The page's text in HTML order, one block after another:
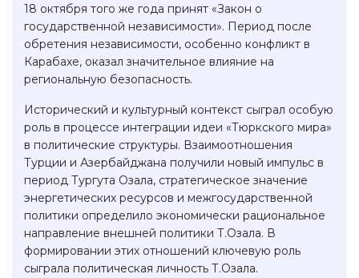
18 октября того же года принят «Закон о
государственной независимости». Период после
обретения независимости, особенно конфликт в
Карабахе, оказал значительное влияние на
региональную безопасность.
Исторический и культурный контекст сыграл особую
роль в процессе интеграции идеи «Тюркского мира»
в политические структуры. Взаимоотношения
Турции и Азербайджана получили новый импульс в
период Тургута Озала, стратегическое значение
энергетических ресурсов и межгосударственной
политики определило экономически рациональное
направление внешней политики Т.Озала. В
формировании этих отношений ключевую роль
сыграла политическая личность Т.Озала.